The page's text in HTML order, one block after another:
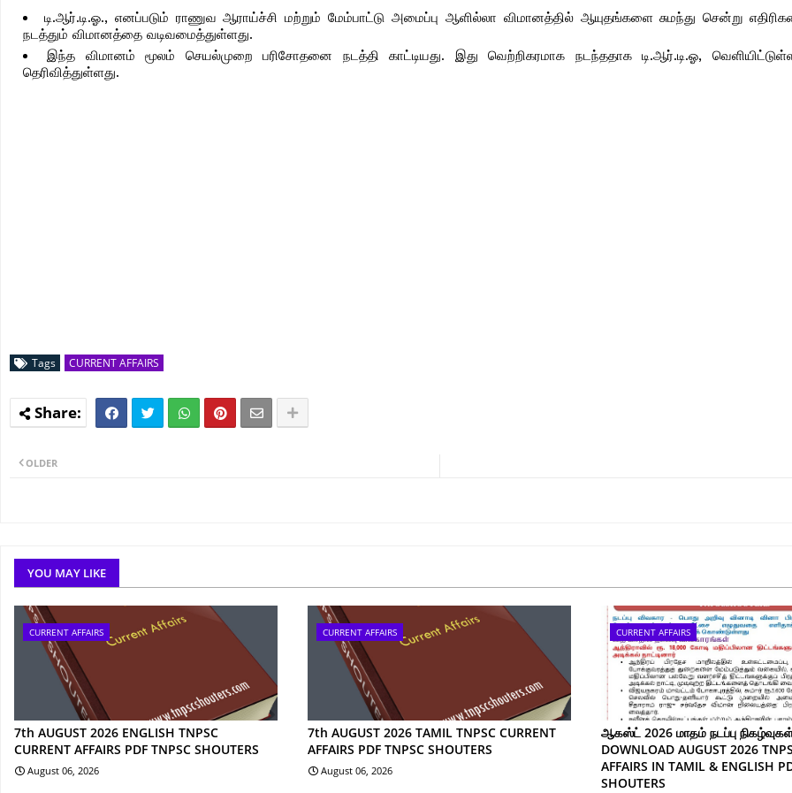
டி.ஆர்.டி.ஓ., எனப்படும் ராணுவ ஆராய்ச்சி மற்றும் மேம்பாட்டு அமைப்பு ஆளில்லா விமானத்தில் ஆயுதங்களை சுமந்து சென்று
நடத்தும் விமானத்தை வடிவமைத்துள்ளது.
இந்த விமானம் மூலம் செயல்முறை பரிசோதனை நடத்தி காட்டியது. இது வெற்றிகரமாக நடந்ததாக டி.ஆர்.டி.ஓ,
தெரிவித்துள்ளது.
Tags CURRENT AFFAIRS
OLDER
YOU MAY LIKE
CURRENT AFFAIRS
7th AUGUST 2026 ENGLISH TNPSC
CURRENT AFFAIRS PDF TNPSC SHOUTERS
August 06, 2026
CURRENT AFFAIRS
7th AUGUST 2026 TAMIL TNPSC CURRENT
AFFAIRS PDF TNPSC SHOUTERS
August 06, 2026
CURRENT AFFAIRS
ஆகஸ்ட் 2026 மாதம் நடப்பு
DOWNLOAD AUGUST 2026
AFFAIRS IN TAMIL & ENGLISH
SHOUTERS